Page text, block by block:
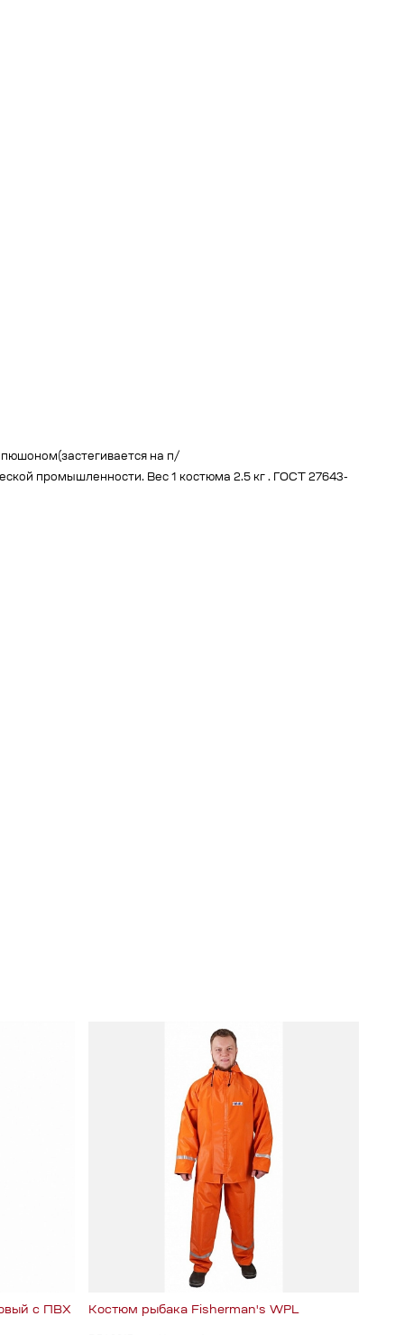
на п/
промышленности. Вес 1 костюма 2.5 кг . ГОСТ 27643-
с ПВХ Костюм рыбака Fisherman's WPL